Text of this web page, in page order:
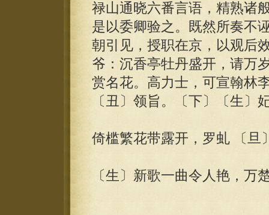
禄山通晓六番言语，精熟诸
是以委卿验之。既然所奏不
朝引见，授职在京，以观后
爷：沉香亭牡丹盛开，请万
赏名花。高力士，可宣翰林
〔丑〕领旨。〔下〕〔生〕
倚槛繁花带露开，罗虬 〔旦
〔生〕新歌一曲令人艳，万